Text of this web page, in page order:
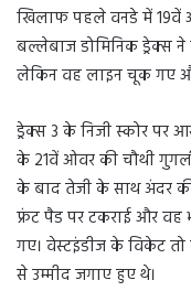
खिलाफ पहले वनडे में 19वें
बल्लेबाज डोमिनिक ड्रेक्स
लेकिन वह लाइन चूक गए
ड्रेक्स 3 के निजी स्कोर पर
के 21वें ओवर की चौथी
के बाद तेजी के साथ अंदर
फ्रंट पैड पर टकराई और वह
गए। वेस्टइंडीज के विकेट
से उम्मीद जगाए हुए थे।